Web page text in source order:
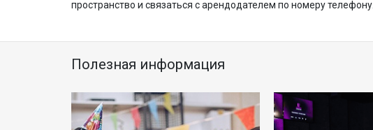
пространство и связаться с арендодателем по номеру телефону.
Полезная информация